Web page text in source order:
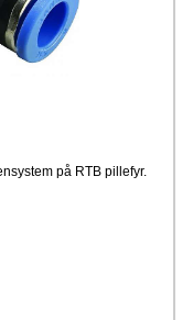
på RTB pillefyr.